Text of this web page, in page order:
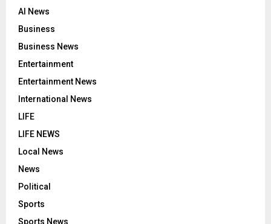
AI News
Business
Business News
Entertainment
Entertainment News
International News
LIFE
LIFE NEWS
Local News
News
Political
Sports
Sports News